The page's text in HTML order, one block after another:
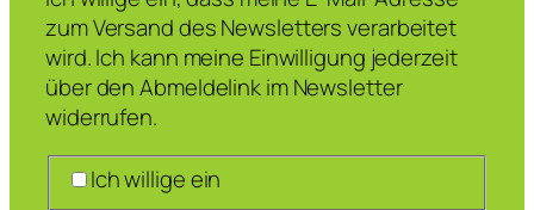
zum Versand des Newsletters verarbeitet
wird. Ich kann meine Einwilligung jederzeit
über den Abmeldelink im Newsletter
widerrufen.
Ich willige ein